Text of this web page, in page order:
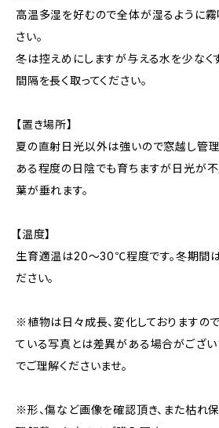
高温多湿を好むので全体が湿るように霧
さい。
冬は控えめにしますが与える水を少なく
間隔を長く取ってください。
【置き場所】
夏の直射日光以外は強いので窓越し管理
ある程度の日陰でも育ちますが日光が
葉が垂れます。
【温度】
生育適温は20〜30℃程度です。冬期間
ださい。
※植物は日々成長、変化しておりますの
ている写真とは差異がある場合がござい
でご理解くださいませ。
※形、傷など画像を確認頂き、また枯れ